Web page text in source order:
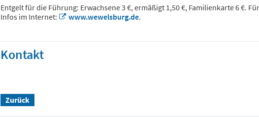
Entgelt für die Führung: Erwachsene 3 €, ermäßigt 1,50 €, Familienkarte 6 €.
Infos im Internet:
www.wewelsburg.de.
Kontakt
Zurück